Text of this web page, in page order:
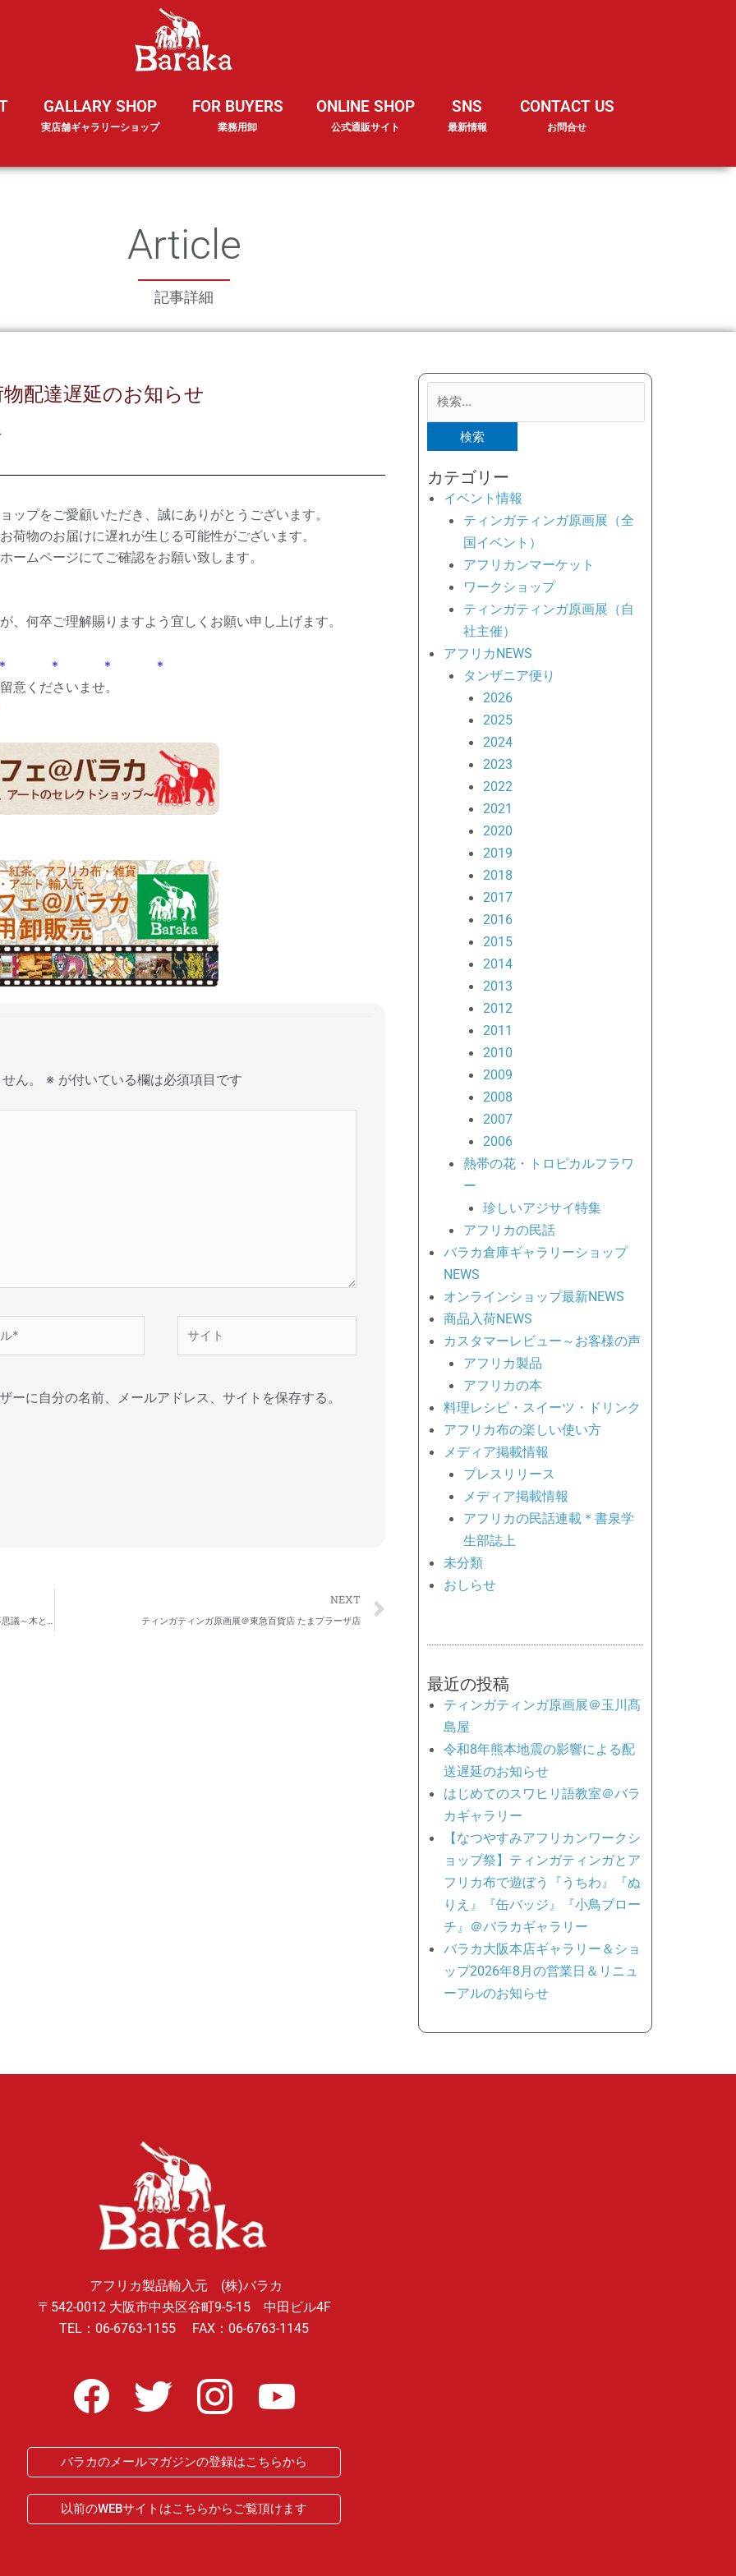
GALLARY SHOP
実店舗ギャラリーショップ
FOR BUYERS
業務用卸
ONLINE SHOP
公式通販サイト
SNS
最新情報
CONTACT US
お問合せ
Article
記事詳細
配達遅延のお知らせ
プをご愛顧いただき、誠にありがとうございます。
荷物のお届けに遅れが生じる可能性がございます。
ームページにてご確認をお願い致します。
、何卒ご理解賜りますよう宜しくお願い申し上げます。
＊ ＊ ＊
意くださいませ。
ん。 ※ が付いている欄は必須項目です
ーに自分の名前、メールアドレス、サイトを保存する。
モリンガの木を見に行こう！～スーパーフード、モリンガの不思議～木と花と実
NEXT
ティンガティンガ原画展＠東急百貨店 たまプラーザ店
検
象:
カテゴリー
イベント情報
ティンガティンガ原画展（全
国イベント）
アフリカンマーケット
ワークショップ
ティンガティンガ原画展（自
社主催）
アフリカNEWS
タンザニア便り
2026
2025
2024
2023
2022
2021
2020
2019
2018
2017
2016
2015
2014
2013
2012
2011
2010
2009
2008
2007
2006
熱帯の花・トロピカルフラワ
ー
珍しいアジサイ特集
アフリカの民話
バラカ倉庫ギャラリーショップ
NEWS
オンラインショップ最新NEWS
商品入荷NEWS
カスタマーレビュー～お客様の声
アフリカ製品
アフリカの本
料理レシピ・スイーツ・ドリンク
アフリカ布の楽しい使い方
メディア掲載情報
プレスリリース
メディア掲載情報
アフリカの民話連載＊書泉学
生部誌上
未分類
おしらせ
最近の投稿
ティンガティンガ原画展＠玉川髙
島屋
令和8年熊本地震の影響による配
送遅延のお知らせ
はじめてのスワヒリ語教室＠バラ
カギャラリー
【なつやすみアフリカンワークシ
ョップ祭】ティンガティンガとア
フリカ布で遊ぼう『うちわ』『ぬ
りえ』『缶バッジ』『小鳥ブロー
チ』＠バラカギャラリー
バラカ大阪本店ギャラリー＆ショ
ップ2026年8月の営業日＆リニュ
ーアルのお知らせ
アフリカ製品輸入元 (株)バラカ
〒542-0012 大阪市中央区谷町9-5-15 中田ビル4F
TEL：06-6763-1155 FAX：06-6763-1145
バラカのメールマガジンの登録はこちらから
以前のWEBサイトはこちらからご覧頂けます